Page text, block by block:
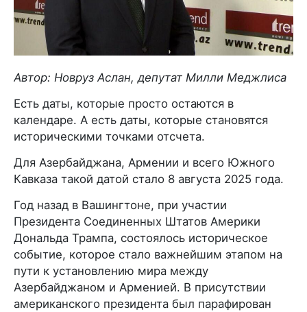
Автор: Новруз Аслан, депутат Милли Меджлиса
Есть даты, которые просто остаются в
календаре. А есть даты, которые становятся
историческими точками отсчета.
Для Азербайджана, Армении и всего Южного
Кавказа такой датой стало 8 августа 2025 года.
Год назад в Вашингтоне, при участии
Президента Соединенных Штатов Америки
Дональда Трампа, состоялось историческое
событие, которое стало важнейшим этапом на
пути к установлению мира между
Азербайджаном и Арменией. В присутствии
американского президента был парафирован